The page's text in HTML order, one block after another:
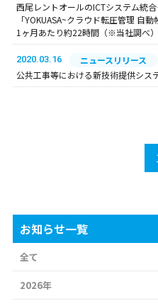
西尾レントオールのICTシステム統
「YOKUASA~クラウド転圧管理 自
1ヶ月あたり約22時間（※当社調べ
2020.03.16
ニュースリリース
公共工事等における新技術提供シス
お知らせ一覧
全て
2026年